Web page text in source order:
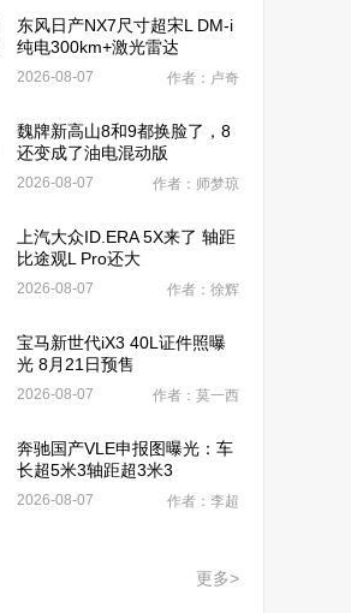
东风日产NX7尺寸超宋L DM-i
纯电300km+激光雷达
2026-08-07 作者：卢奇
魏牌新高山8和9都换脸了，8
还变成了油电混动版
2026-08-07 作者：师梦琼
上汽大众ID.ERA 5X来了 轴距
比途观L Pro还大
2026-08-07 作者：徐辉
宝马新世代iX3 40L证件照曝
光 8月21日预售
2026-08-07 作者：莫一西
奔驰国产VLE申报图曝光：车
长超5米3轴距超3米3
2026-08-07 作者：李超
更多>